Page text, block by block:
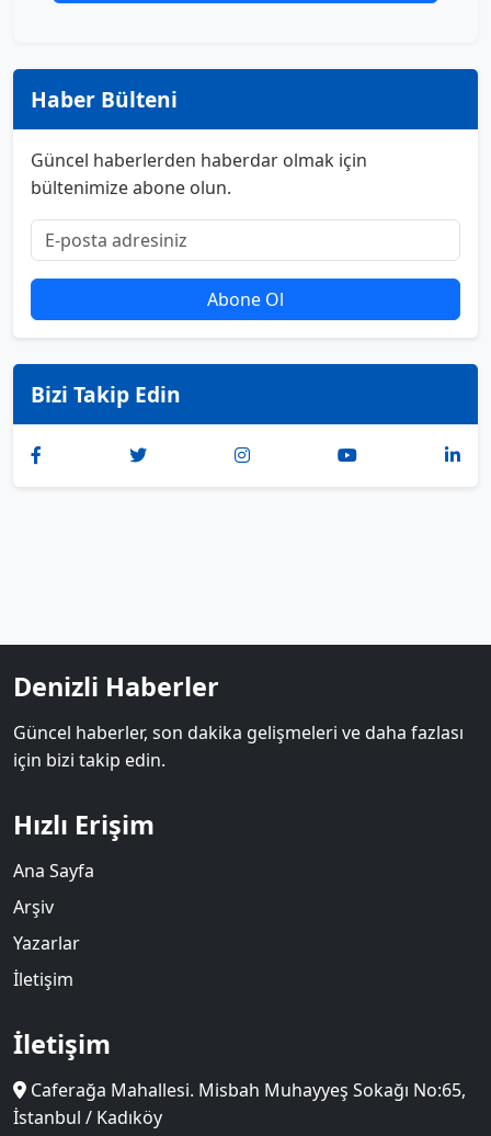
Haber Bülteni
Güncel haberlerden haberdar olmak için
bültenimize abone olun.
Abone Ol
Bizi Takip Edin
Denizli Haberler
Güncel haberler, son dakika gelişmeleri ve daha fazlası
için bizi takip edin.
Hızlı Erişim
Ana Sayfa
Arşiv
Yazarlar
İletişim
İletişim
Caferağa Mahallesi. Misbah Muhayyeş Sokağı No:65,
İstanbul / Kadıköy